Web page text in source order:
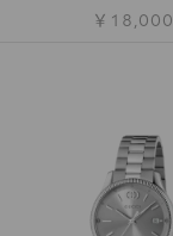
￥18,000